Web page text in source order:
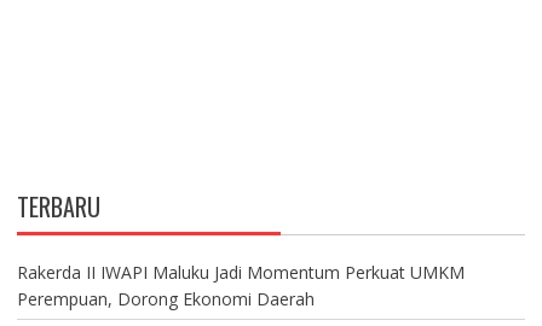
TERBARU
Rakerda II IWAPI Maluku Jadi Momentum Perkuat UMKM
Perempuan, Dorong Ekonomi Daerah